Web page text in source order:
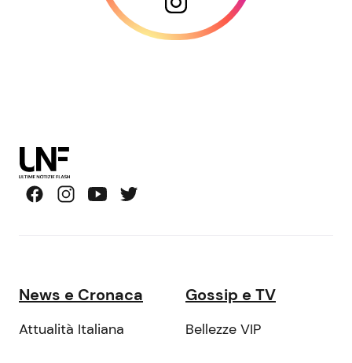
News e Cronaca
Attualità Italiana
Gossip e TV
Bellezze VIP